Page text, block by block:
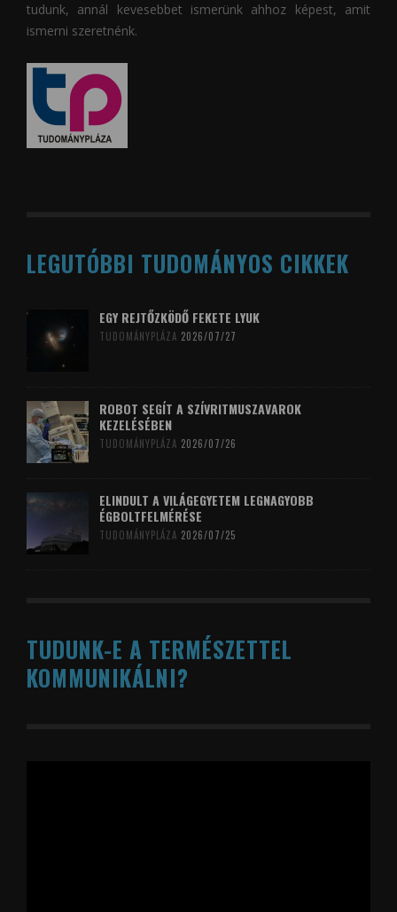
tudunk, annál kevesebbet ismerünk ahhoz képest, amit
ismerni szeretnénk.
LEGUTÓBBI TUDOMÁNYOS CIKKEK
EGY REJTŐZKÖDŐ FEKETE LYUK
TUDOMÁNYPLÁZA 2026/07/27
ROBOT SEGÍT A SZÍVRITMUSZAVAROK
KEZELÉSÉBEN
TUDOMÁNYPLÁZA 2026/07/26
ELINDULT A VILÁGEGYETEM LEGNAGYOBB
ÉGBOLTFELMÉRÉSE
TUDOMÁNYPLÁZA 2026/07/25
TUDUNK-E A TERMÉSZETTEL
KOMMUNIKÁLNI?